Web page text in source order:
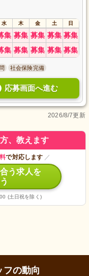
水 木 金 土 日
集 募集 募集 募集 募集
集 募集 募集 募集 募集
社会保険完備
応募画面へ進む
2026/8/7更新
、教えます
で対応します ／
う求人を
(土日祝を除く)
フの動向